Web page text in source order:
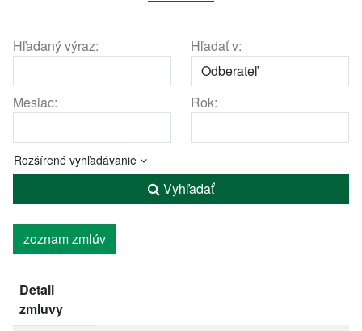
Hľadaný výraz: Hľadať v:
Mesiac: Rok:
Rozšírené vyhľadávanie
Vyhľadať
zoznam zmlúv
Detail
zmluvy